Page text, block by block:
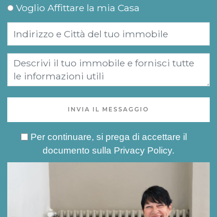
Voglio Affittare la mia Casa
INVIA IL MESSAGGIO
Per continuare, si prega di accettare il
documento sulla Privacy Policy.